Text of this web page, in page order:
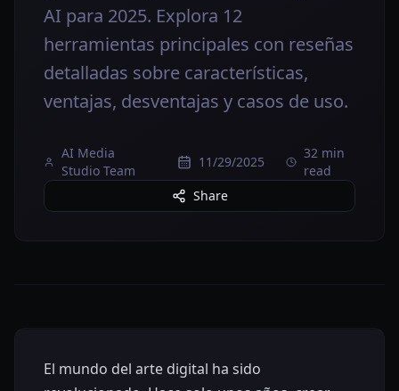
AI para 2025. Explora 12
herramientas principales con reseñas
detalladas sobre características,
ventajas, desventajas y casos de uso.
AI Media
Studio Team
11/29/2025
32 min
read
Share
El mundo del arte digital ha sido